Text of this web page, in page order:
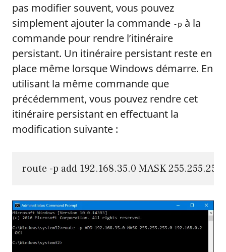
pas modifier souvent, vous pouvez
simplement ajouter la commande -p à la
commande pour rendre l’itinéraire
persistant. Un itinéraire persistant reste en
place même lorsque Windows démarre. En
utilisant la même commande que
précédemment, vous pouvez rendre cet
itinéraire persistant en effectuant la
modification suivante :
route -p add 192.168.35.0 MASK